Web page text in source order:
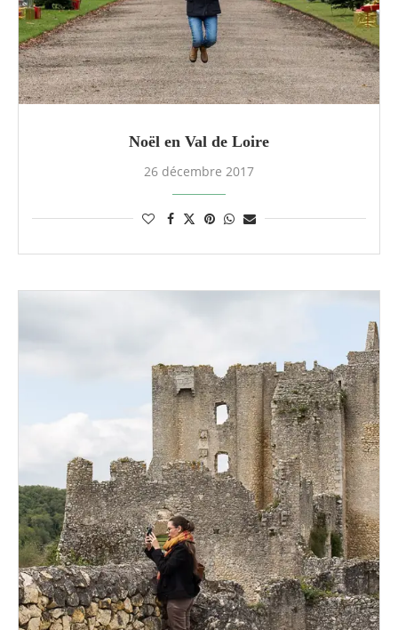
Noël en Val de Loire
26 décembre 2017